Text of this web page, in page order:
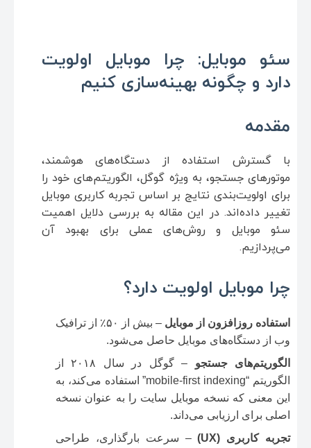
سئو موبایل: چرا موبایل اولویت
دارد و چگونه بهینه‌سازی کنیم
مقدمه
با گسترش استفاده از دستگاه‌های هوشمند،
موتورهای جستجو، به ویژه گوگل، الگوریتم‌های خود را
برای اولویت‌بندی نتایج بر اساس تجربه کاربری موبایل
تغییر داده‌اند. در این مقاله به بررسی دلایل اهمیت
سئو موبایل و روش‌های عملی برای بهبود آن
می‌پردازیم.
چرا موبایل اولویت دارد؟
استفاده روزافزون از موبایل
– بیش از ۵۰٪ از ترافیک
وب از دستگاه‌های موبایل حاصل می‌شود.
الگوریتم‌های جستجو
– گوگل در سال ۲۰۱۸ از
الگوریتم “mobile‑first indexing” استفاده می‌کند، به
این معنی که نسخه موبایل سایت را به عنوان نسخه
اصلی برای ارزیابی می‌داند.
تجربه کاربری (UX)
– سرعت بارگذاری، طراحی